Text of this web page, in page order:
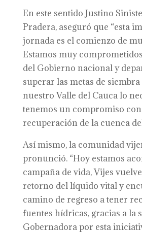
En este sentido Justino
Pradera, aseguró que “esta
jornada es el comienzo de
Estamos muy
del Gobierno nacional y
superar las metas de
nuestro Valle del Cauca lo
tenemos un compromiso
recuperación de la cuenca
Así mismo, la comunidad
pronunció. “Hoy estamos
campaña de vida, Vijes
retorno del líquido vital y
camino de regreso a tener
fuentes hídricas, gracias a la
Gobernadora por esta